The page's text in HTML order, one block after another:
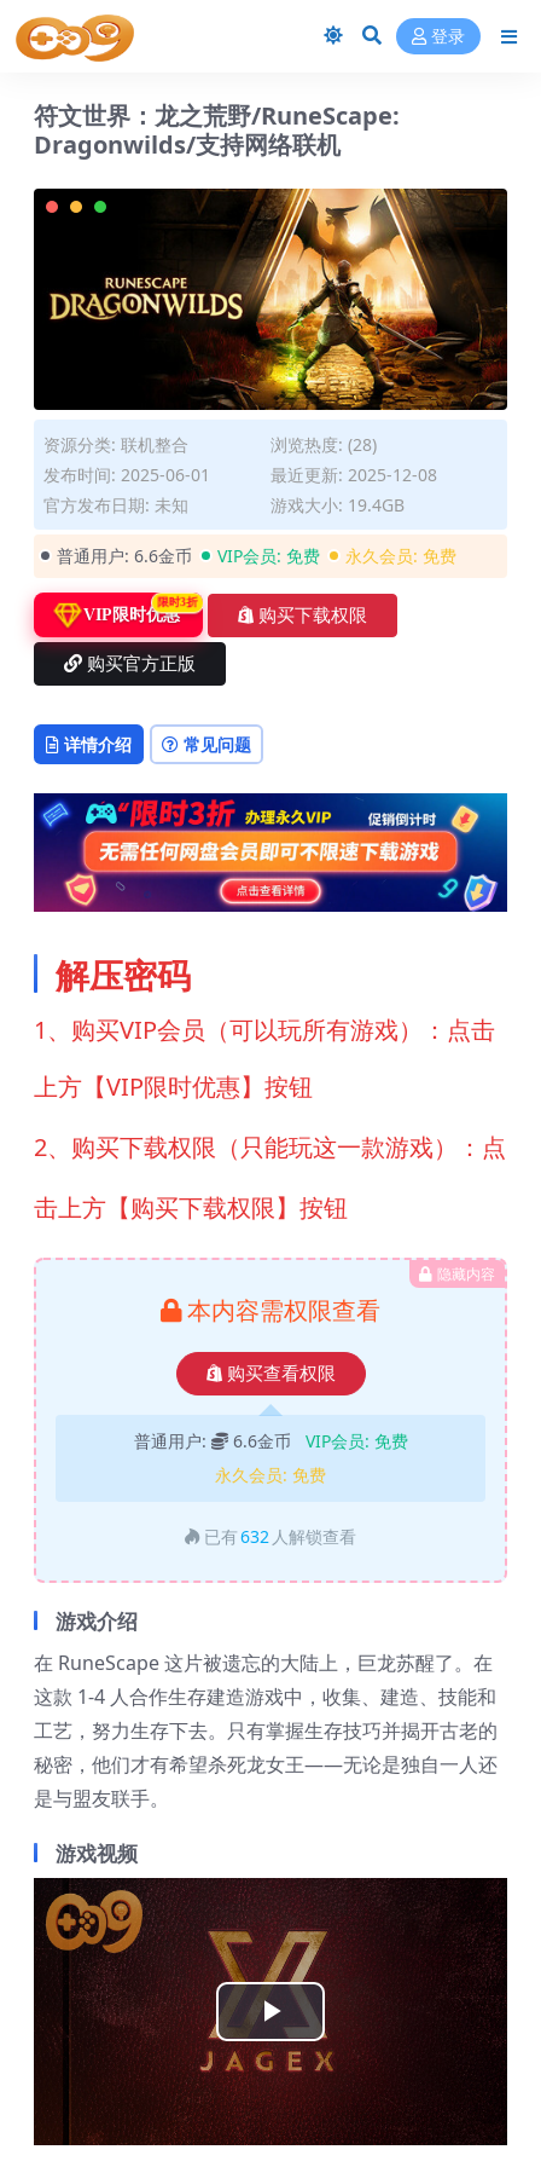
登录
符文世界：龙之荒野/RuneScape:
Dragonwilds/支持网络联机
资源分类: 联机整合
浏览热度: (28)
发布时间: 2025-06-01
最近更新: 2025-12-08
官方发布日期: 未知
游戏大小: 19.4GB
普通用户: 6.6金币 VIP会员: 免费 永久会员: 免费
VIP限时优惠
限时3折
购买下载权限
购买官方正版
详情介绍 常见问题
解压密码
1、购买VIP会员（可以玩所有游戏）：点击
上方【VIP限时优惠】按钮
2、购买下载权限（只能玩这一款游戏）：点
击上方【购买下载权限】按钮
隐藏内容
本内容需权限查看
购买查看权限
普通用户: 6.6金币 VIP会员: 免费
永久会员: 免费
已有632 人解锁查看
游戏介绍
在 RuneScape 这片被遗忘的大陆上，巨龙苏醒了。在
这款 1-4 人合作生存建造游戏中，收集、建造、技能和
工艺，努力生存下去。只有掌握生存技巧并揭开古老的
秘密，他们才有希望杀死龙女王——无论是独自一人还
是与盟友联手。
游戏视频
Play
Video